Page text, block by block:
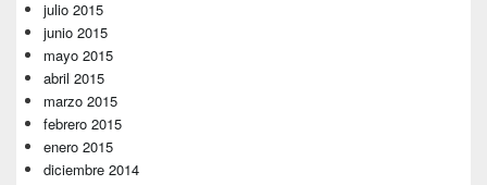
julio 2015
junio 2015
mayo 2015
abril 2015
marzo 2015
febrero 2015
enero 2015
diciembre 2014